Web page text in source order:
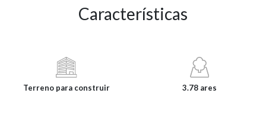
Características
Terreno para construir 3.78 ares